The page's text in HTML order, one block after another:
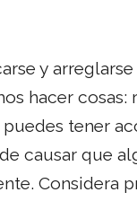
y
hacer cosas:
tener
causar que
Considera